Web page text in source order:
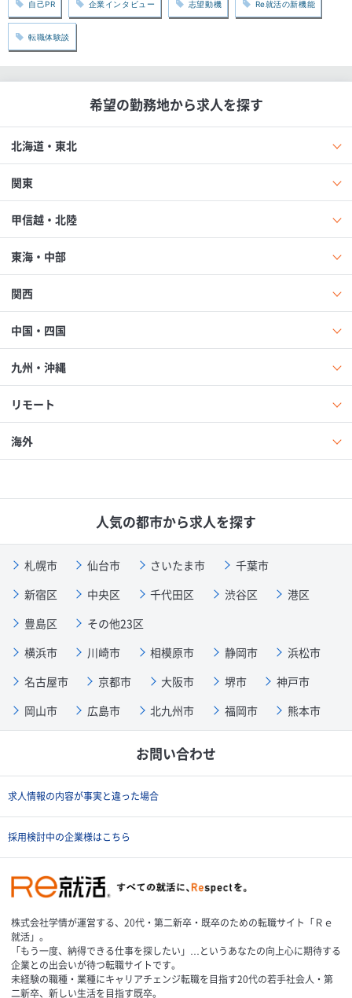
自己PR 企業インタビュー 志望動機 Re就活の新機能
転職体験談
希望の勤務地から求人を探す
北海道・東北
関東
甲信越・北陸
東海・中部
関西
中国・四国
九州・沖縄
リモート
海外
人気の都市から求人を探す
札幌市 仙台市 さいたま市
千葉市
新宿区
中央区 千代田区 渋谷区
港区
豊島区
その他23区
横浜市
川崎市 相模原市 静岡市
浜松市
名古屋市
京都市 大阪市 堺市
神戸市
岡山市
広島市 北九州市 福岡市 熊本市
お問い合わせ
求人情報の内容が事実と違った場合
採用検討中の企業様はこちら
株式会社学情が運営する、20代・第二新卒・既卒のための転職サイト「Ｒｅ
就活」。
「もう一度、納得できる仕事を探したい」…というあなたの向上心に期待する
企業との出会いが待つ転職サイトです。
未経験の職種・業種にキャリアチェンジ転職を目指す20代の若手社会人・第
二新卒、新しい生活を目指す既卒。